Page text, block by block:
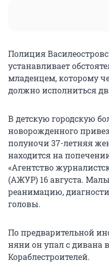
Полиция
устанавливает
младенцем, которому
должно исполниться
В детскую городскую
новорожденного
полуночи 37-летняя
находится на
«Агентство
(АЖУР) 16 августа.
реанимацию,
головы.
По предварительной
няни он упал с дивана
Кораблестроителей.